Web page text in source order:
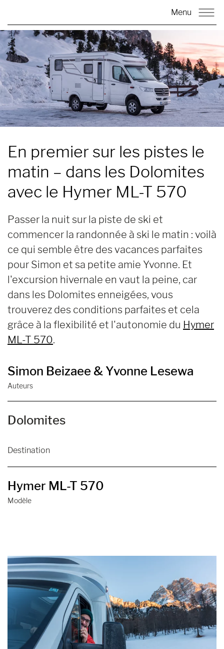
Menu
En premier sur les pistes le
matin – dans les Dolomites
avec le Hymer ML-T 570
Passer la nuit sur la piste de ski et
commencer la randonnée à ski le matin : voilà
ce qui semble être des vacances parfaites
pour Simon et sa petite amie Yvonne. Et
l'excursion hivernale en vaut la peine, car
dans les Dolomites enneigées, vous
trouverez des conditions parfaites et cela
grâce à la flexibilité et l'autonomie du Hymer
ML-T 570.
Simon Beizaee & Yvonne Lesewa
Auteurs
Destination
Dolomites
Modèle
Hymer ML-T 570